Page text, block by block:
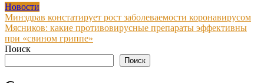
Новости
Навигация
по
записям
Минздрав констатирует рост заболеваемости коронавирусом
Мясников: какие противовирусные препараты эффективны
при «свином гриппе»
Поиск
Поиск